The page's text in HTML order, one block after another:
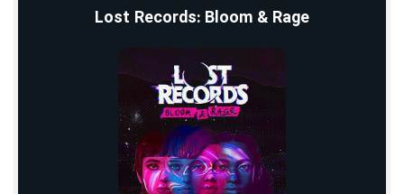
Lost Records: Bloom & Rage